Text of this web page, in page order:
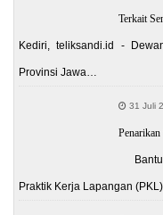
Terkait
Kediri, teliksandi.id -
Provinsi Jawa…
31 Juli
Bantul
Praktik Kerja Lapangan